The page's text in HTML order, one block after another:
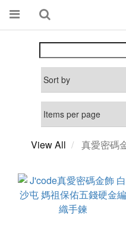
View All 真愛密碼